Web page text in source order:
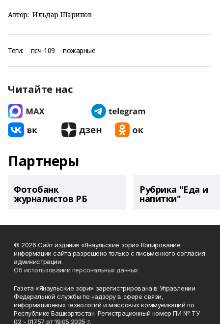
Автор: Ильдар Шарипов
Теги: псч-109 пожарные
Читайте нас
Партнеры
Фотобанк
журналистов РБ
Рубрика "Еда и
напитки"
© 2026 Сайт издания «Янаульские зори» Копирование
информации сайта разрешено только с письменного согласия
администрации.
Об использовании персональных данных
Газета «Янаульские зори» зарегистрирована в Управлении
Федеральной службы по надзору в сфере связи,
информационных технологий и массовых коммуникаций по
Республике Башкортостан. Регистрационный номер ПИ № ТУ
02 - 01757 от 19.05.2025 г.